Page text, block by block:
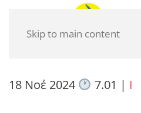
Skip to main content
18 Νοέ 2024 7.01 | I